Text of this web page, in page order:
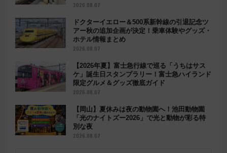
鉄道」
2026.08.07
ドクターイエロー＆500系新幹線の引退記念ツ
アー秋の追加企画が決定！乗車体験やグッズ・
ホテル情報まとめ
2026.08.07
【2026年夏】富士急行線で巡る「うちはサス
ケ」誕生日スタンプラリー！富士急ハイランド
限定グルメ＆グッズ徹底ガイド
2026.08.07
【岡山】夏休みは夜の動物園へ！池田動物園
「光のナイトズー2026」で光と動物が彩る特
別な夜
2026.08.07